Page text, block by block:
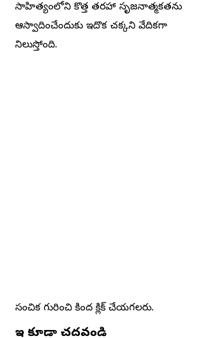
సాహిత్యంలోని కొత్త తరహా సృజనాత్మకతను
ఆస్వాదించేందుకు ఇదొక చక్కని వేదికగా
నిలుస్తోంది.
సంచిక గురించి కింద క్లిక్ చేయగలరు.
ఇవి కూడా చదవండి